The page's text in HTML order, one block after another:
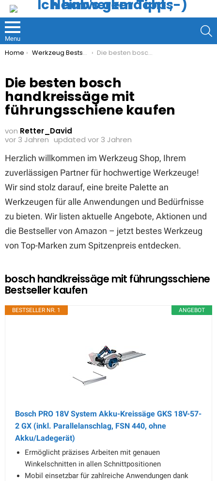
Menu
You are here:
Home Werkzeug Bestseller Die besten bosch handkreissäge mit führungsschiene kaufen
Die besten bosch
handkreissäge mit
führungsschiene kaufen
von Retter_David
vor 3 Jahren updated vor 3 Jahren
Herzlich willkommen im Werkzeug Shop, Ihrem
zuverlässigen Partner für hochwertige Werkzeuge!
Wir sind stolz darauf, eine breite Palette an
Werkzeugen für alle Anwendungen und Bedürfnisse
zu bieten. Wir listen aktuelle Angebote, Aktionen und
die Bestseller von Amazon – jetzt bestes Werkzeug
von Top-Marken zum Spitzenpreis entdecken.
bosch handkreissäge mit führungsschiene
Bestseller kaufen
ANGEBOT
BESTSELLER NR. 1
Bosch PRO 18V System Akku-Kreissäge GKS 18V-57-
2 GX (inkl. Parallelanschlag, FSN 440, ohne
Akku/Ladegerät)
Ermöglicht präzises Arbeiten mit genauen
Winkelschnitten in allen Schnittpositionen
Mobil einsetzbar für zahlreiche Anwendungen dank